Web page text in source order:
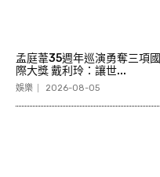
孟庭葦35週年巡演勇奪三項國
際大獎 戴利玲：讓世...
娛樂 2026-08-05